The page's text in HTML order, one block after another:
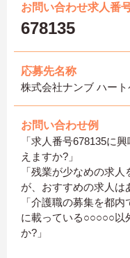
お問い合わせ求人番
678135
応募先名称
株式会社ナンブ ハー
お問い合わせ例
「求人番号678135に
えますか?」
「残業が少なめの求
が、おすすめの求人は
「介護職の募集を都
に載っている○○○○○以
か?」